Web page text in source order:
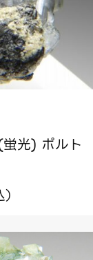
光) ポルト
）